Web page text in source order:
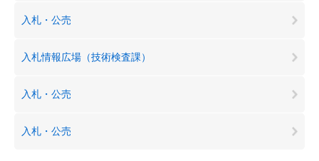
入札・公売
入札情報広場（技術検査課）
入札・公売
入札・公売